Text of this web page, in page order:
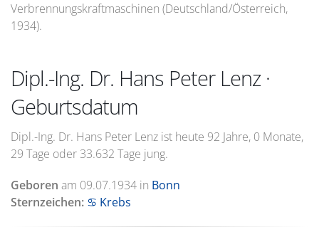
Verbrennungskraftmaschinen (Deutschland/Österreich,
1934).
Dipl.-Ing. Dr. Hans Peter Lenz ·
Geburtsdatum
Dipl.-Ing. Dr. Hans Peter Lenz ist heute 92 Jahre, 0 Monate,
29 Tage oder 33.632 Tage jung.
Geboren am 09.07.1934 in Bonn
Sternzeichen: ♋ Krebs